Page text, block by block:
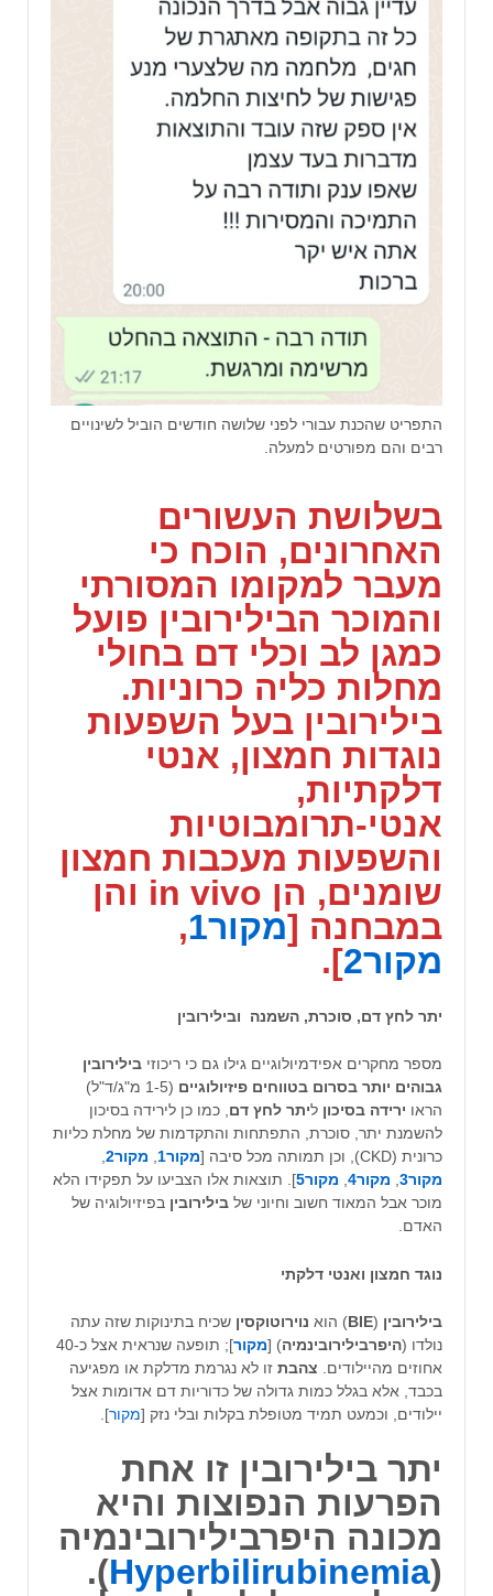
התפריט שהכנת עבורי לפני שלושה חודשים הוביל לשינויים
רבים והם מפורטים למעלה.
בשלושת העשורים
האחרונים, הוכח כי
מעבר למקומו המסורתי
והמוכר הבילירובין פועל
כמגן לב וכלי דם בחולי
מחלות כליה כרוניות.
בילירובין בעל השפעות
נוגדות חמצון, אנטי
דלקתיות,
אנטי-תרומבוטיות
והשפעות מעכבות חמצון
שומנים, הן in vivo והן
במבחנה [מקור1 ,
מקור2 ].
יתר לחץ דם, סוכרת, השמנה ובילירובין
מספר מחקרים אפידמיולוגיים גילו גם כי ריכוזי בילירובין
גבוהים יותר בסרום בטווחים פיזיולוגיים
(1-5 מ"ג/ד"ל)
הראו ירידה בסיכון ליתר לחץ דם, כמו כן לירידה בסיכון
להשמנת יתר, סוכרת, התפתחות והתקדמות של מחלת כליות
כרונית (CKD), וכן תמותה מכל סיבה [
מקור1 , מקור2 ,
מקור3 , מקור4 , מקור5 ]. תוצאות אלו הצביעו על תפקידו הלא
מוכר אבל המאוד חשוב וחיוני של בילירובין בפיזיולוגיה של
האדם.
נוגד חמצון ואנטי דלקתי
בילירובין (
BIE) הוא נוירוטוקסין שכיח בתינוקות שזה עתה
נולדו (היפרבילירובינמיה) [מקור
]; תופעה שנראית אצל כ-40
אחוזים מהיילודים. צהבת זו לא נגרמת מדלקת או מפגיעה
בכבד, אלא בגלל כמות גדולה של כדוריות דם אדומות אצל
יילודים, וכמעט תמיד מטופלת בקלות ובלי נזק [מקור].
יתר בילירובין זו אחת
הפרעות הנפוצות והיא
מכונה היפרבילירובינמיה
(
Hyperbilirubinemia
).